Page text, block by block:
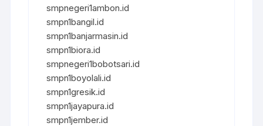
smpnegeri1ambon.id
smpn1bangil.id
smpn1banjarmasin.id
smpn1biora.id
smpnegeri1bobotsari.id
smpn1boyolali.id
smpn1gresik.id
smpn1jayapura.id
smpn1jember.id